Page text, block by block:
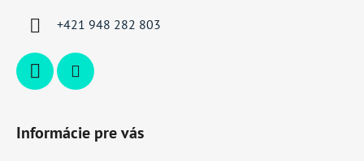
+421 948 282 803
Informácie pre vás